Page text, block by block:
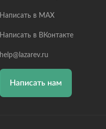
Написать в MAX
Написать в ВКонтакте
help@lazarev.ru
Написать нам